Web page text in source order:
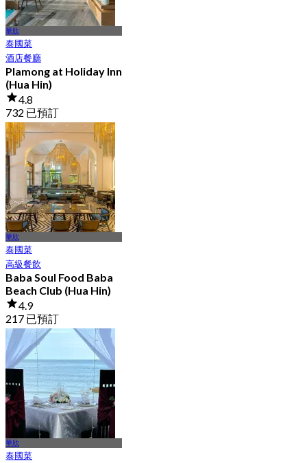
華欣
泰國菜
酒店餐廳
Plamong at Holiday Inn
(Hua Hin)
4.8
732 已預訂
起฿ 630
華欣
泰國菜
高級餐飲
Baba Soul Food Baba
Beach Club (Hua Hin)
4.9
217 已預訂
起
฿ 700
華欣
泰國菜